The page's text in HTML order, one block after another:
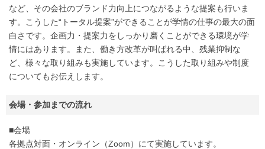
など、その会社のブランド力向上につながるような提案も行いま
す。こうした“トータル提案”ができることが学情の仕事の最大の面
白さです。企画力・提案力をしっかり磨くことができる環境が学
情にはあります。また、働き方改革が叫ばれる中、残業抑制な
ど、様々な取り組みも実施しています。こうした取り組みや制度
についてもお伝えします。
会場・参加までの流れ
■会場
各拠点対面・オンライン（Zoom）にて実施しています。